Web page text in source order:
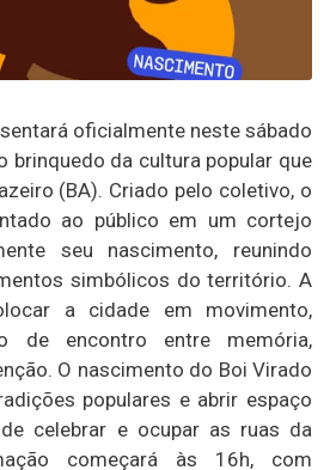
oficialmente neste sábado
brinquedo da cultura popular que
(BA). Criado pelo coletivo, o
ao público em um cortejo
seu nascimento, reunindo
simbólicos do território. A
a cidade em movimento,
de encontro entre memória,
O nascimento do Boi Virado
populares e abrir espaço
celebrar e ocupar as ruas da
começará às 16h, com